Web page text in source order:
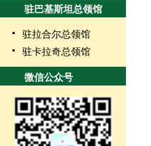
驻巴基斯坦总领馆
驻拉合尔总领馆
驻卡拉奇总领馆
微信公众号